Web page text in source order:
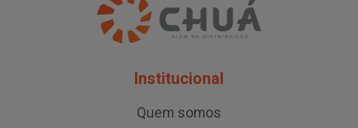
Institucional
Quem somos